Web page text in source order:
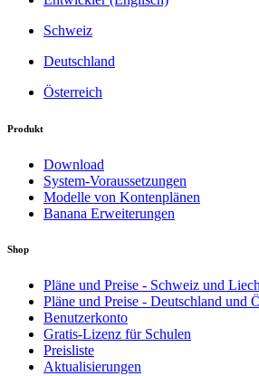
Schweiz
Deutschland
Österreich
Produkt
Download
System-Voraussetzungen
Modelle von Kontenplänen
Banana Erweiterungen
Shop
Pläne und Preise - Schweiz und
Pläne und Preise - Deutschland und
Benutzerkonto
Gratis-Lizenz für Schulen
Preisliste
Aktualisierungen